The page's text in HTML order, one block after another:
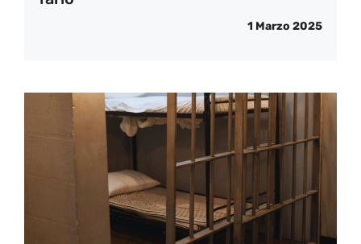
1 Marzo 2025